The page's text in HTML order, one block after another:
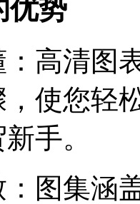
优势
：高清图
使您轻
手。
图集涵